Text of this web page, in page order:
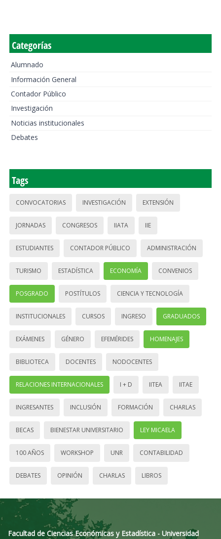
Categorías
Alumnado
Información General
Contador Público
Investigación
Noticias institucionales
Debates
Tags
CONVOCATORIAS INVESTIGACIÓN EXTENSIÓN
JORNADAS CONGRESOS IIATA IIE
ESTUDIANTES CONTADOR PÚBLICO ADMINISTRACIÓN
TURISMO ESTADÍSTICA ECONOMÍA CONVENIOS
POSGRADO POSTÍTULOS CIENCIA Y TECNOLOGÍA
INSTITUCIONALES CURSOS INGRESO GRADUADOS
EXÁMENES GÉNERO EFEMÉRIDES HOMENAJES
BIBLIOTECA DOCENTES NODOCENTES
RELACIONES INTERNACIONALES I + D IITEA IITAE
INGRESANTES INCLUSIÓN FORMACIÓN CHARLAS
BECAS BIENESTAR UNIVERSITARIO LEY MICAELA
100 AÑOS WORKSHOP UNR CONTABILIDAD
DEBATES OPINIÓN CHARLAS LIBROS
Facultad de Ciencias Económicas y Estadística - Universidad